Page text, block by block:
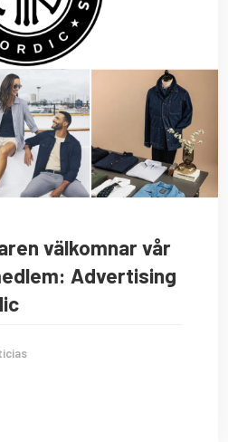
välkomnar vår
Advertising